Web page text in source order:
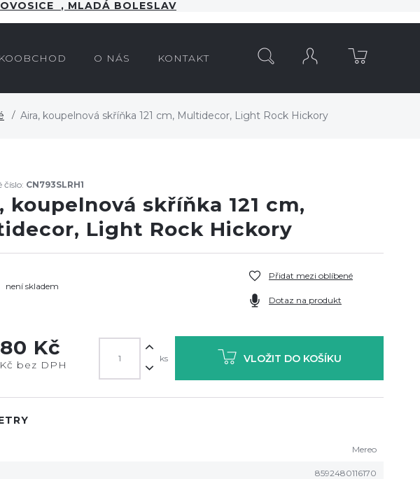
, MLADÁ BOLESLAV
O NÁS KONTAKT
Aira, koupelnová skříňka 121 cm, Multidecor, Light Rock Hickory
číslo: CN793SLRH1
koupelnová skříňka 121 cm,
Light Rock Hickory
není skladem
Přidat mezi oblíbené
Dotaz na produkt
Kč
bez DPH
ks VLOŽIT DO KOŠÍKU
Mereo
8592480116170